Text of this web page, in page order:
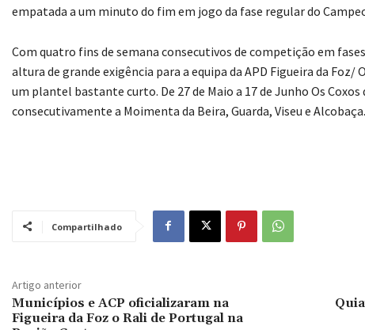
empatada a um minuto do fim em jogo da fase regular do
Com quatro fins de semana consecutivos de competição em
altura de grande exigência para a equipa da APD Figueira da Foz/
um plantel bastante curto. De 27 de Maio a 17 de Junho Os
consecutivamente a Moimenta da Beira, Guarda, Viseu e Alcobaça.
Compartilhado
Artigo anterior
Municípios e ACP oficializaram na
Figueira da Foz o Rali de Portugal na